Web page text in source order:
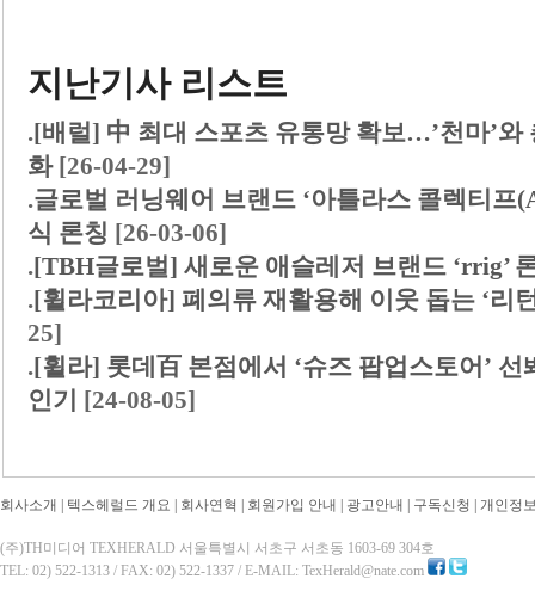
지난기사 리스트
.[배럴] 中 최대 스포츠 유통망 확보…’천마’와
화 [26-04-29]
.글로벌 러닝웨어 브랜드 ‘아틀라스 콜렉티
식 론칭 [26-03-06]
.[TBH글로벌] 새로운 애슬레저 브랜드 ‘rrig’
.[휠라코리아] 폐의류 재활용해 이웃 돕는 ‘리
25]
.[휠라] 롯데百 본점에서 ‘슈즈 팝업스토어’
인기 [24-08-05]
회사소개 텍스헤럴드 개요 회사연혁 회원가입 안내 광고안내 구독신청 개인정
(주)TH미디어 TEXHERALD 서울특별시 서초구 서초동 1603-69 304호
TEL: 02) 522-1313 / FAX: 02) 522-1337 / E-MAIL: TexHerald@nate.com